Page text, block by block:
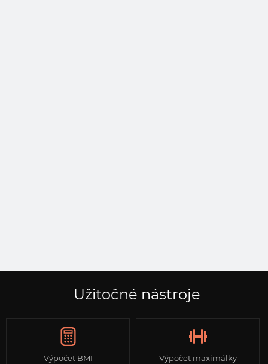
Užitočné nástroje
Výpočet BMI Výpočet maximálky